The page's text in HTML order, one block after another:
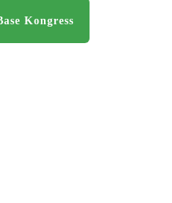
Kongress